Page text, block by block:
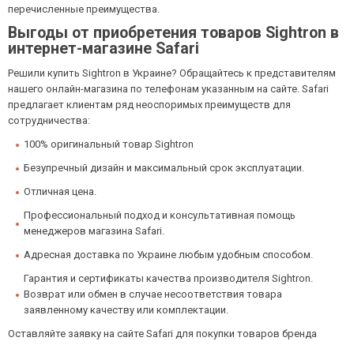
перечисленные преимущества.
Выгоды от приобретения товаров Sightron в
интернет-магазине Safari
Решили купить Sightron в Украине? Обращайтесь к представителям
нашего онлайн-магазина по телефонам указанным на сайте. Safari
предлагает клиентам ряд неоспоримых преимуществ для
сотрудничества:
100% оригинальный товар Sightron
Безупречный дизайн и максимальный срок эксплуатации.
Отличная цена.
Профессиональный подход и консультативная помощь
менеджеров магазина Safari.
Адресная доставка по Украине любым удобным способом.
Гарантия и сертификаты качества производителя Sightron.
Возврат или обмен в случае несоответствия товара
заявленному качеству или комплектации.
Оставляйте заявку на сайте Safari для покупки товаров бренда